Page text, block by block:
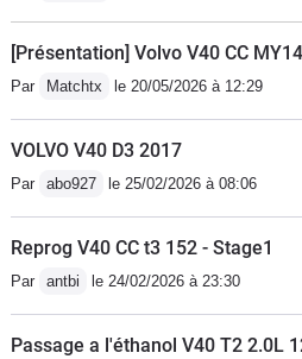
[Présentation] Volvo V40 CC
Par Matchtx le 20/05/2026 à 12:29
VOLVO V40 D3 2017
Par abo927 le 25/02/2026 à 08:06
Reprog V40 CC t3 152 - Stage1
Par antbi le 24/02/2026 à 23:30
Passage a l'éthanol V40 T2 2.0L